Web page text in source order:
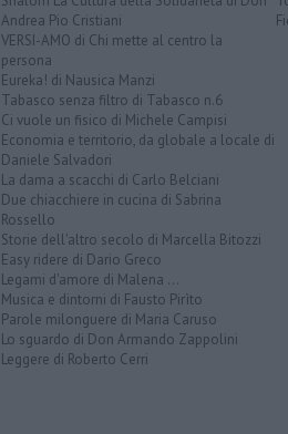
Andrea Pio Cristiani
VERSI-AMO di Chi mette al centro la
persona
Eureka! di Nausica Manzi
Tabasco senza filtro di Tabasco n.6
Ci vuole un fisico di Michele Campisi
Economia e territorio, da globale a locale di
Daniele Salvadori
La dama a scacchi di Carlo Belciani
Due chiacchiere in cucina di Sabrina
Rossello
Storie dell'altro secolo di Marcella Bitozzi
Easy ridere di Dario Greco
Legami d'amore di Malena ...
Musica e dintorni di Fausto Pirìto
Parole milonguere di Maria Caruso
Lo sguardo di Don Armando Zappolini
Leggere di Roberto Cerri